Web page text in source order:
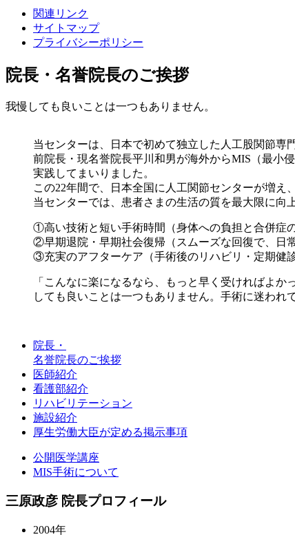
関連リンク
サイトマップ
プライバシーポリシー
院長・名誉院長のご挨拶
我慢しても良いことは一つもありません。
当センターは、日本で初めて独立した人工股関節専
前院長・現名誉院長平川和男が海外からMIS（最小
実践してまいりました。
この22年間で、日本全国に人工関節センターが増え
当センターでは、患者さまの生活の質を最大限に向
①高い技術と短い手術時間（身体への負担と合併症
②早期退院・早期社会復帰（スムーズな回復で、日
③充実のアフターケア（手術後のリハビリ・定期健
「こんなに楽になるなら、もっと早く受ければよ
しても良いことは一つもありません。手術に迷われ
院長・
名誉院長のご挨拶
医師紹介
看護部紹介
リハビリテーション
施設紹介
厚生労働大臣が定める掲示事項
公開医学講座
MIS手術について
三原政彦 院長プロフィール
2004年